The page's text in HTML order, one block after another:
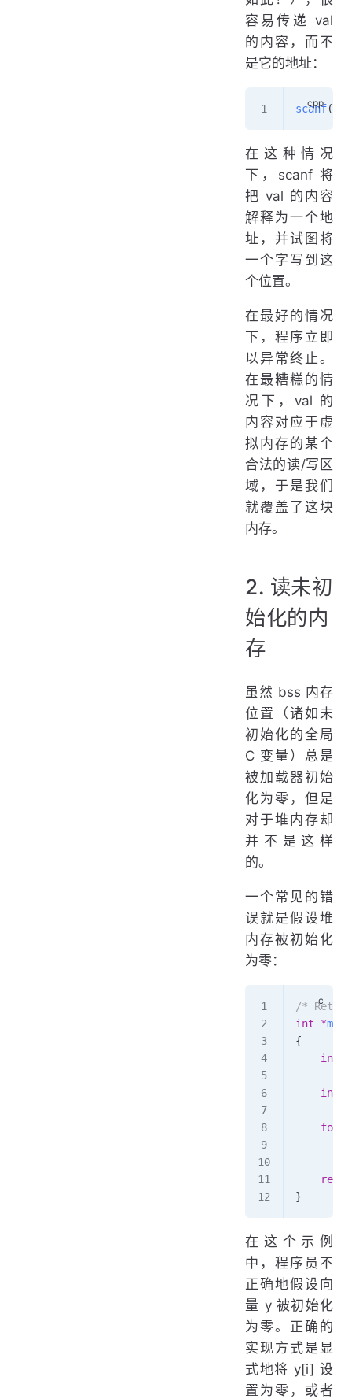
容易传递 val
的内容，而不
是它的地址：
scanf(
在这种情况
下，scanf 将
把 val 的内容
解释为一个地
址，并试图将
一个字写到这
个位置。
在最好的情况
下，程序立即
以异常终止。
在最糟糕的情
况下，val 的
内容对应于虚
拟内存的某个
合法的读/写区
域，于是我们
就覆盖了这块
内存。
2. 读未初
始化的内
存
虽然 bss 内存
位置（诸如未
初始化的全局
C 变量）总是
被加载器初始
化为零，但是
对于堆内存却
并不是这样
的。
一个常见的错
误就是假设堆
内存被初始化
为零：
/*
int *
{
    int
    int
    for
}
在这个示例
中，程序员不
正确地假设向
量 y 被初始化
为零。正确的
实现方式是显
式地将 y[i] 设
置为零，或者